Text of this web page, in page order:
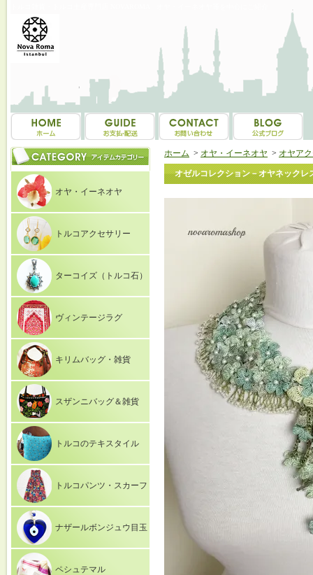
オヤ・イーネオヤ
トルコアクセサリー
ターコイズ（トルコ石）
ヴィンテージラグ
キリムバッグ・雑貨
スザンニバッグ＆雑貨
トルコのテキスタイル
トルコパンツ・スカーフ
ナザールボンジュウ目玉
ペシュテマル
ホーム > オヤ・イーネオヤ > オヤア
オゼルコレクション－オヤネックレ